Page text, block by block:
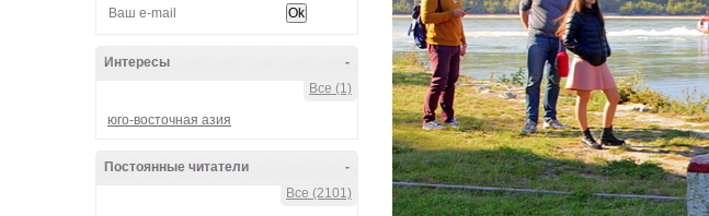
-
Интересы
Все (1)
юго-восточная азия
-
Постоянные читатели
Все (2101)